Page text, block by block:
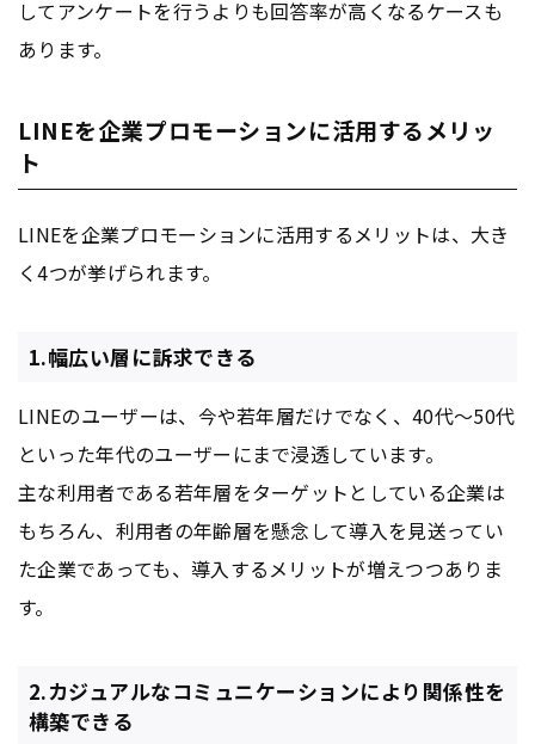
してアンケートを行うよりも回答率が高くなるケースも
あります。
LINEを企業プロモーションに活用するメリッ
ト
LINEを企業プロモーションに活用するメリットは、大き
く4つが挙げられます。
1.幅広い層に訴求できる
LINEのユーザーは、今や若年層だけでなく、40代～50代
といった年代のユーザーにまで浸透しています。
主な利用者である若年層をターゲットとしている企業は
もちろん、利用者の年齢層を懸念して導入を見送ってい
た企業であっても、導入するメリットが増えつつありま
す。
2.カジュアルなコミュニケーションにより関係性を
構築できる